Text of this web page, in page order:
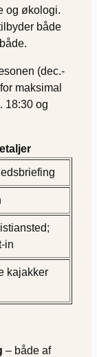
og økologi.
både
(dec.-
for maksimal
18:30 og
in
kajakker
– både af